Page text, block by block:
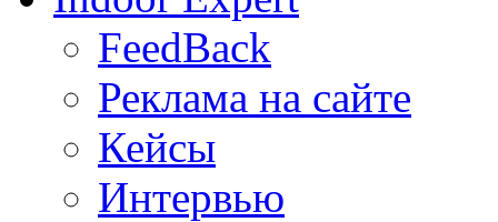
FeedBack
Реклама на сайте
Кейсы
Интервью